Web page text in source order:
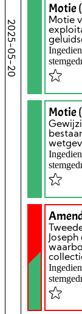
2025-05-20
Motie
Motie
Motie